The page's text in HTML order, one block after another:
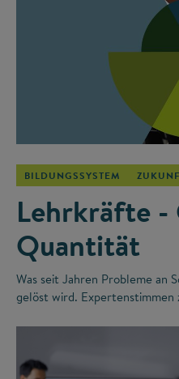
BILDUNGSSYSTEM
Lehrkräfte
Quantität
Was seit Jahren Probleme an
gelöst wird. Expertenstimmen